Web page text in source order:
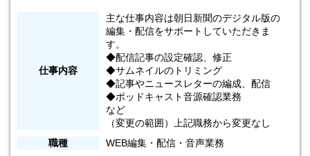
仕事内容
主な仕事内容は朝日新聞のデジタル版の
編集・配信をサポートしていただきま
す。
◆配信記事の設定確認、修正
◆サムネイルのトリミング
◆記事やニュースレターの編成、配信
◆ポッドキャスト音源確認業務
など
（変更の範囲）上記職務から変更なし
職種
WEB編集・配信・音声業務